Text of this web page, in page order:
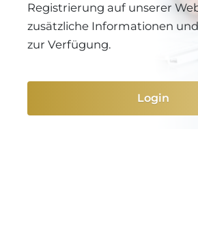
Registrierung auf unserer
zusätzliche Informationen
zur Verfügung.
Login